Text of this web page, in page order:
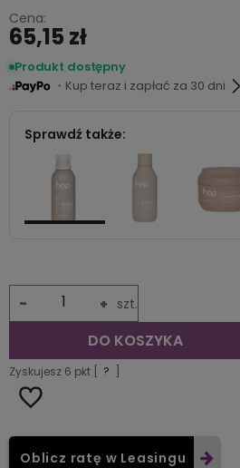
Cena:
65,15 zł
Produkt dostępny
・Kup teraz i zapłać za 30 dni
Sprawdź także:
+
- szt.
DO KOSZYKA
Zyskujesz 6 pkt [ ?
Oblicz ratę w Leasingu